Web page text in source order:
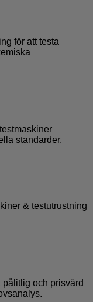
för att testa
standarder.
& testutrustning
pålitlig och prisvärd